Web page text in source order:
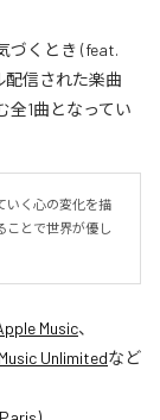
づくとき (feat.
配信された楽曲
全1曲となってい
いく心の変化を描
ことで世界が優し
Music、
Unlimitedなど